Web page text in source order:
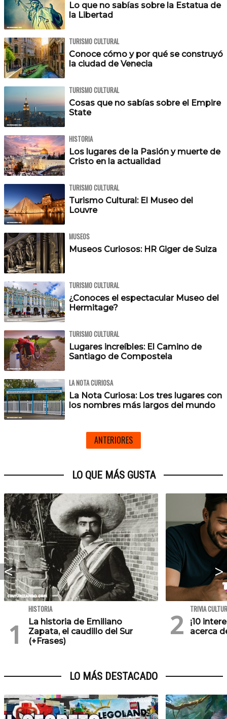
Lo que no sabías sobre la Estatua de
la Libertad
TURISMO CULTURAL
Conoce cómo y por qué se construyó
la ciudad de Venecia
TURISMO CULTURAL
Cosas que no sabías sobre el Empire
State
HISTORIA
Los lugares de la Pasión y muerte de
Cristo en la actualidad
TURISMO CULTURAL
Turismo Cultural: El Museo del
Louvre
MUSEOS
Museos Curiosos: HR Giger de Suiza
TURISMO CULTURAL
¿Conoces el espectacular Museo del
Hermitage?
TURISMO CULTURAL
Lugares increíbles: El Camino de
Santiago de Compostela
LA NOTA CURIOSA
La Nota Curiosa: Los tres lugares con
los nombres más largos del mundo
ANTERIORES
LO QUE MÁS GUSTA
HISTORIA
La historia de Emiliano
Zapata, el caudillo del Sur
(+Frases)
TRIVIA
¡10
acerca
LO MÁS DESTACADO